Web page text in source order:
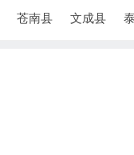
苍南县 文成县